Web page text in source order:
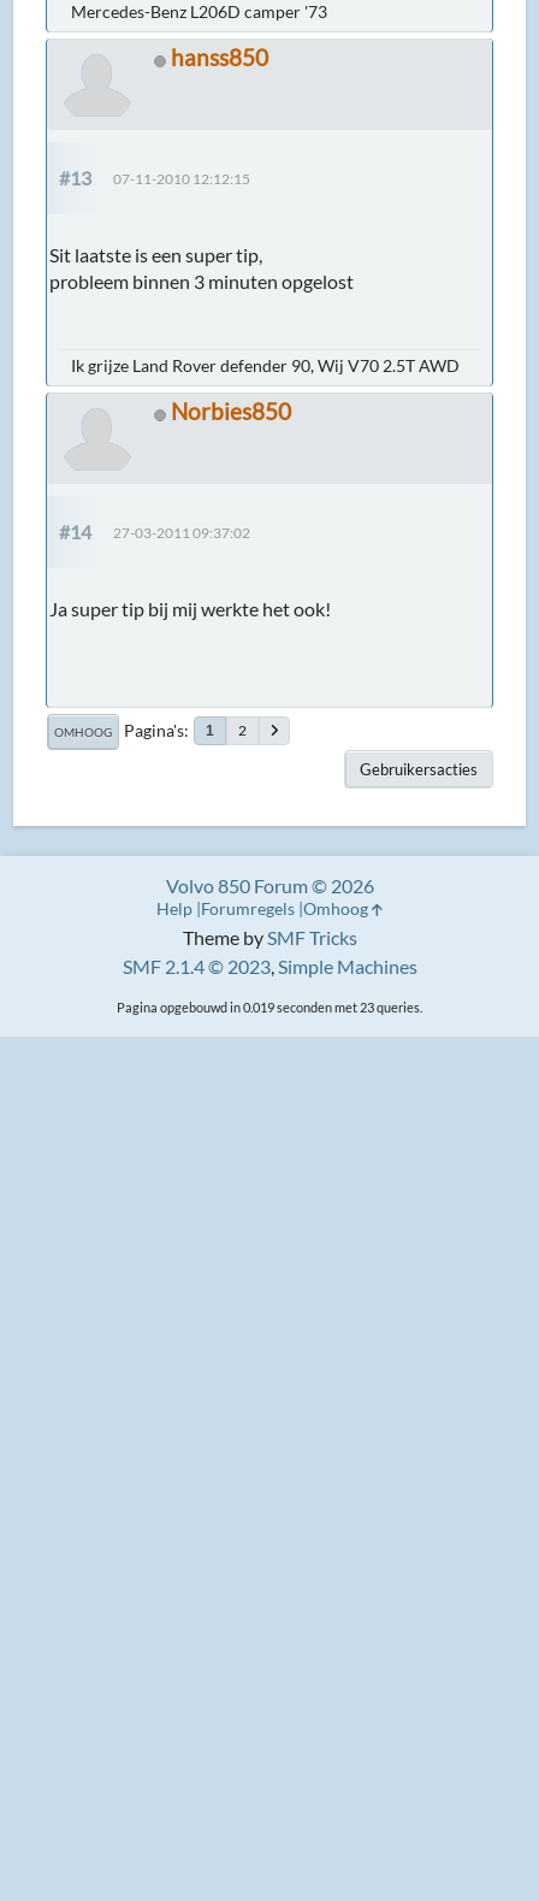
Mercedes-Benz L206D camper '73
hanss850
#13 07-11-2010 12:12:15
Sit laatste is een super tip,
probleem binnen 3 minuten opgelost
Ik grijze Land Rover defender 90, Wij V70 2.5T AWD
Norbies850
#14 27-03-2011 09:37:02
Ja super tip bij mij werkte het ook!
OMHOOG Pagina's 1 2
Gebruikersacties
Theme bySMF Tricks
SMF 2.1.4 © 2023,Simple Machines
Volvo 850 Forum © 2026
Help Forumregels Omhoog
Pagina opgebouwd in 0.019 seconden met 23 queries.